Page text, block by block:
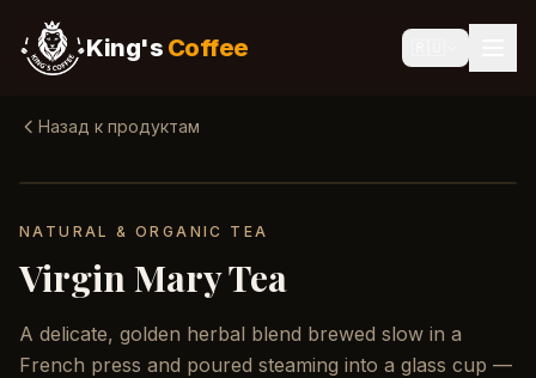
King's Coffee
Назад к продуктам
NATURAL & ORGANIC TEA
Virgin Mary Tea
A delicate, golden herbal blend brewed slow in a
French press and poured steaming into a glass cup —